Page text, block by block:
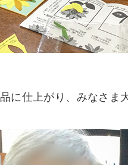
に仕上がり、みなさま